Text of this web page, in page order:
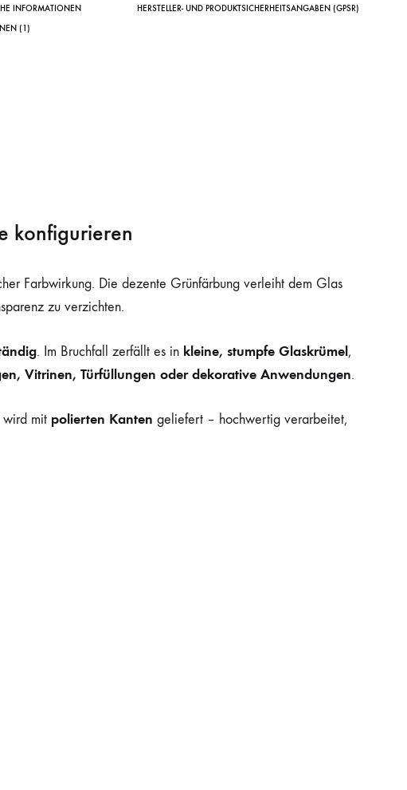
INFORMATIONEN
HERSTELLER- UND PRODUKTSICHERHEITSANGABEN (GPSR)
(1)
konfigurieren
Farbwirkung. Die dezente Grünfärbung verleiht dem Glas
zu verzichten.
. Im Bruchfall zerfällt es in kleine, stumpfe Glaskrümel,
Vitrinen, Türfüllungen oder dekorative Anwendungen.
wird mit polierten Kanten geliefert – hochwertig verarbeitet,